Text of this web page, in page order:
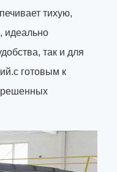
тихую,
идеально
так и для
готовым к